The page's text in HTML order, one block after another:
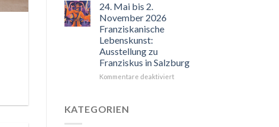
unkompliziert.
24. Mai bis 2.
November 2026
Franziskanische
Lebenskunst:
Ausstellung zu
Franziskus in Salzburg
Kommentare deaktiviertfür
KATEGORIEN